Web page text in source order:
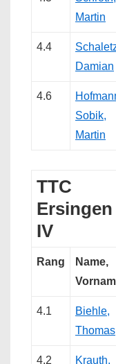
Martin
4.4
Damian
4.6
Sobik,
Martin
TTC
Ersingen
IV
Rang
Name,
4.1
Biehle,
Thomas
4.2 Krauth,